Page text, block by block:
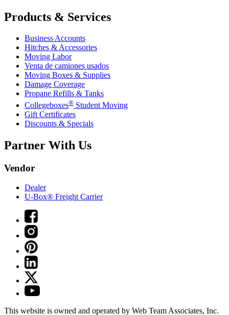
Products & Services
Business Accounts
Hitches & Accessories
Moving Labor
Venta de camiones usados
Moving Boxes & Supplies
Damage Coverage
Propane Refills & Tanks
Collegeboxes® Student Moving
Gift Certificates
Discounts & Specials
Partner With Us
Vendor
Dealer
U-Box® Freight Carrier
This website is owned and operated by Web Team Associates, Inc.